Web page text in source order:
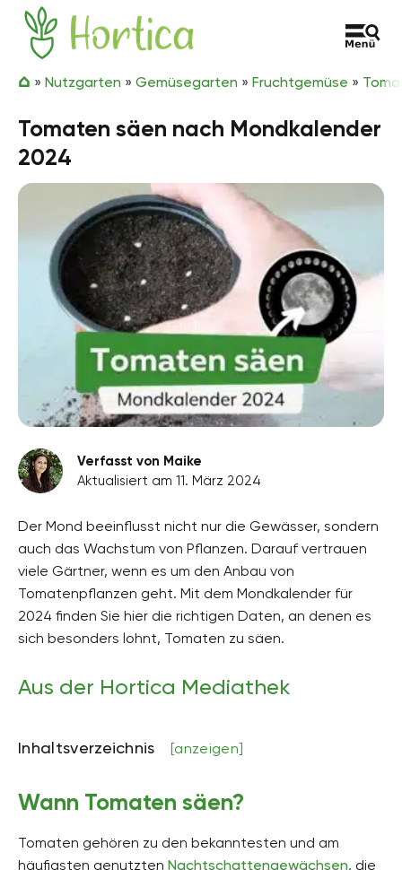
Zum Inhalt springen
Hortica
» Nutzgarten » Gemüsegarten » Fruchtgemüse »
Tomaten säen nach Mondkalender
2024
Verfasst von Maike
Aktualisiert am 11. März 2024
Der Mond beeinflusst nicht nur die Gewässer, sondern
auch das Wachstum von Pflanzen. Darauf vertrauen
viele Gärtner, wenn es um den Anbau von
Tomatenpflanzen geht. Mit dem Mondkalender für
2024 finden Sie hier die richtigen Daten, an denen es
sich besonders lohnt, Tomaten zu säen.
Aus der Hortica Mediathek
Inhaltsverzeichnis [anzeigen]
Wann Tomaten säen?
Tomaten gehören zu den bekanntesten und am
häufigsten genutzten Nachtschattengewächsen, die